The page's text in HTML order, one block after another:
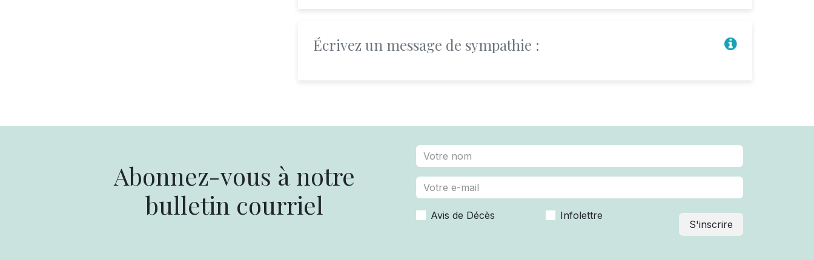
Écrivez un message de sympathie :
Abonnez-vous à notre
bulletin courriel
Avis de Décès Infolettre
S'inscrire